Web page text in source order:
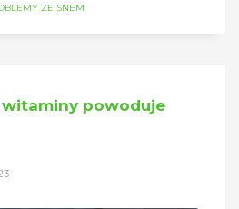
ZE SNEM
powoduje